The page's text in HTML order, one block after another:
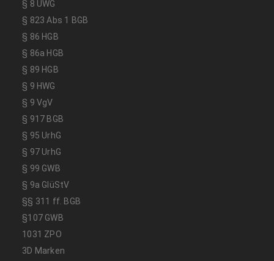
§ 8 UWG
§ 823 Abs 1 BGB
§ 86 HGB
§ 86a HGB
§ 89 HGB
§ 9 HWG
§ 9 VgV
§ 917 BGB
§ 95 UrhG
§ 97 UrhG
§ 99 GWB
§ 9a GlüStV
§§ 311 ff. BGB
§107 GWB
1031 ZPO
3D Marken